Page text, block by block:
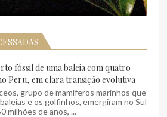
fóssil de uma baleia com quatro
Peru, em clara transição evolutiva
grupo de mamíferos marinhos que
e os golfinhos, emergiram no Sul
milhões de anos, ...